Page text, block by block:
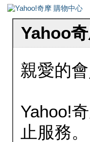
Yahoo
親愛的
Yahoo!
止服務。